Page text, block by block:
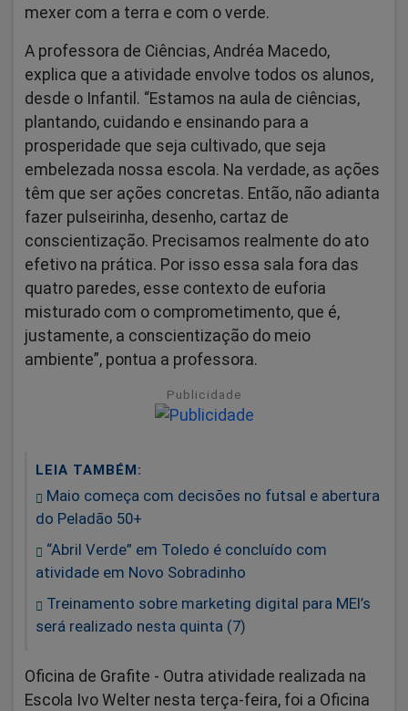
mexer com a terra e com o verde.
A professora de Ciências, Andréa Macedo,
explica que a atividade envolve todos os alunos,
desde o Infantil. “Estamos na aula de ciências,
plantando, cuidando e ensinando para a
prosperidade que seja cultivado, que seja
embelezada nossa escola. Na verdade, as ações
têm que ser ações concretas. Então, não adianta
fazer pulseirinha, desenho, cartaz de
conscientização. Precisamos realmente do ato
efetivo na prática. Por isso essa sala fora das
quatro paredes, esse contexto de euforia
misturado com o comprometimento, que é,
justamente, a conscientização do meio
ambiente”, pontua a professora.
Publicidade
LEIA TAMBÉM:
Maio começa com decisões no futsal e abertura
do Peladão 50+
“Abril Verde” em Toledo é concluído com
atividade em Novo Sobradinho
Treinamento sobre marketing digital para MEI’s
será realizado nesta quinta (7)
Oficina de Grafite - Outra atividade realizada na
Escola Ivo Welter nesta terça-feira, foi a Oficina